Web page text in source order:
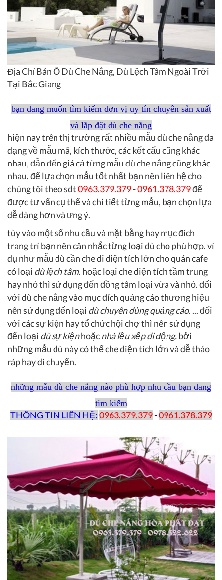
Địa Chỉ Bán Ô Dù Che Nắng, Dù Lệch Tâm Ngoài Trời
Tại Bắc Giang
bạn đang muốn tìm kiếm đơn vị uy tín chuyên sản xuất
và lắp đặt dù che nắng
hiện nay trên thị trường rất nhiều mẫu dù che nắng đa
dạng về mẫu mã, kích thước, các kết cấu cũng khác
nhau, đẫn đến giá cả từng mẫu dù che nắng cũng khác
nhau. để lựa chọn mẫu tốt nhất bạn nên liên hệ cho
chúng tôi theo sdt0963.379.379-0961.378.379để
được tư vấn cụ thể và chi tiết từng mẫu, bạn chọn lựa
dễ dàng hơn và ưng ý.
tùy vào một số nhu cầu và mặt bằng hay mục đích
trang trí bạn nên cân nhắc từng loại dù cho phù hợp. ví
dụ như mẫu dù cần che di diện tích lớn cho quán cafe
có loại dù lệch tâm. hoặc loại che diện tích tầm trung
hay nhỏ thì sử dụng đến đồng tâm loại vừa và nhỏ. đối
với dù che nắng vào mục đích quảng cáo thương hiệu
nên sử dụng đến loại dù chuyên dùng quảng cáo. ... đối
với các sự kiện hay tổ chức hội chợ thì nên sử dụng
đến loại dù sự kiệnhoặcnhà lều xếp di động.bởi
những mẫu dù này có thể che diện tích lớn và dễ tháo
ráp hay di chuyển.
những mẫu dù che nắng nào phù hợp nhu cầu bạn đang
tìm kiếm
THÔNG TIN LIÊN HỆ:0963.379.379-0961.378.379